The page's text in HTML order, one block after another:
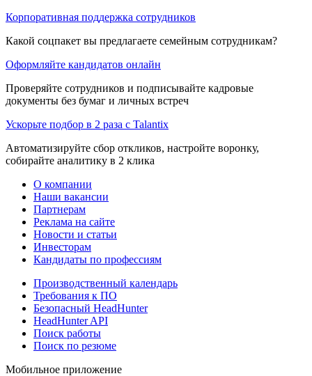
Корпоративная поддержка сотрудников
Какой соцпакет вы предлагаете семейным сотрудникам?
Оформляйте кандидатов онлайн
Проверяйте сотрудников и подписывайте кадровые
документы без бумаг и личных встреч
Ускорьте подбор в 2 раза с Talantix
Автоматизируйте сбор откликов, настройте воронку,
собирайте аналитику в 2 клика
О компании
Наши вакансии
Партнерам
Реклама на сайте
Новости и статьи
Инвесторам
Кандидаты по профессиям
Производственный календарь
Требования к ПО
Безопасный HeadHunter
HeadHunter API
Поиск работы
Поиск по резюме
Мобильное приложение